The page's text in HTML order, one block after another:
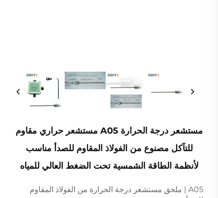
مستشعر درجة الحرارة A05 مستشعر حراري مقاوم
للتآكل مصنوع من الفولاذ المقاوم للصدأ مناسب
لأنظمة الطاقة الشمسية تحت الضغط العالي للمياه
A05 | ملحق مستشعر درجة الحرارة من الفولاذ المقاوم